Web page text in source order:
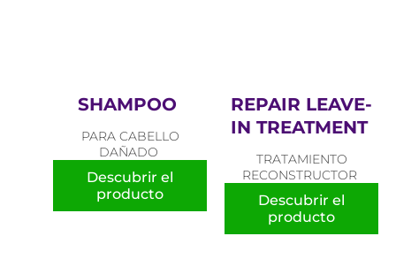
SHAMPOO
PARA CABELLO
DAÑADO
Descubrir el
producto
REPAIR LEAVE-
IN TREATMENT
TRATAMIENTO
RECONSTRUCTOR
Descubrir el
producto